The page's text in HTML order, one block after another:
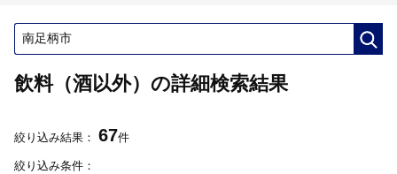
飲料（酒以外）の詳細検索結果
絞り込み結果： 67件
絞り込み条件：